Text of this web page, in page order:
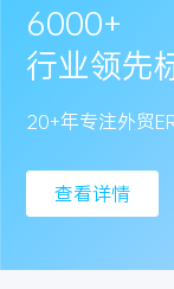
上线保障
资深行
亿星宗旨：成
查看详情